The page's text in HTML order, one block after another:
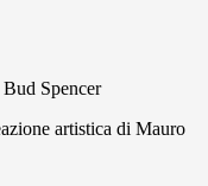
Spencer
artistica di Mauro